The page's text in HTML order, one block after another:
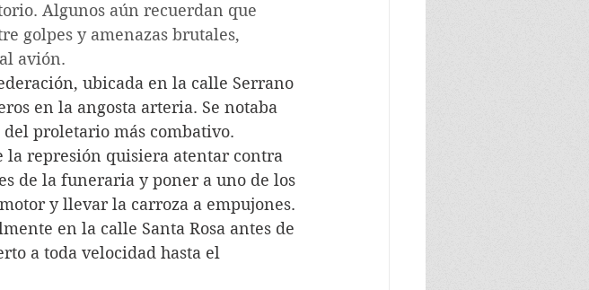
Algunos aún recuerdan que
golpes y amenazas brutales,
avión.
ubicada en la calle Serrano
en la angosta arteria. Se notaba
proletario más combativo.
la represión quisiera atentar contra
de la funeraria y poner a uno de los
y llevar la carroza a empujones.
en la calle Santa Rosa antes de
a toda velocidad hasta el